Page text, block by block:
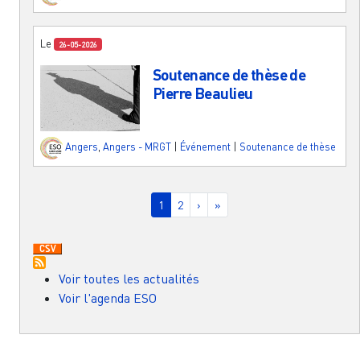
Le 26-05-2026
Soutenance de thèse de
Pierre Beaulieu
Angers Angers - MRGT Événement Soutenance de thèse
Page courante
1 Page
2 Page suivante
› Dernière page
»
Voir toutes les actualités
Voir l'agenda ESO